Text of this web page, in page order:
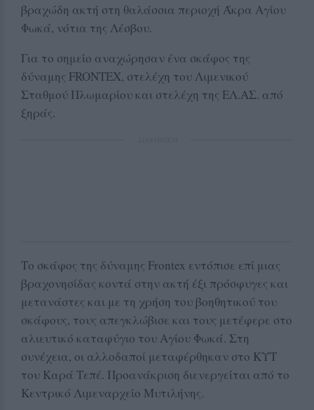
βραχώδη ακτή στη θαλάσσια περιοχή Άκρα Αγίου
Φωκά, νότια της Λέσβου.
Για το σημείο αναχώρησαν ένα σκάφος της
δύναμης FRONTEX, στελέχη του Λιμενικού
Σταθμού Πλωμαρίου και στελέχη της ΕΛ.ΑΣ. από
ξηράς.
Το σκάφος της δύναμης Frontex εντόπισε επί μιας
βραχονησίδας κοντά στην ακτή έξι πρόσφυγες και
μετανάστες και με τη χρήση του βοηθητικού του
σκάφους, τους απεγκλώβισε και τους μετέφερε στο
αλιευτικό καταφύγιο του Αγίου Φωκά. Στη
συνέχεια, οι αλλοδαποί μεταφέρθηκαν στο ΚΥΤ
του Καρά Τεπέ. Προανάκριση διενεργείται από το
Κεντρικό Λιμεναρχείο Μυτιλήνης.